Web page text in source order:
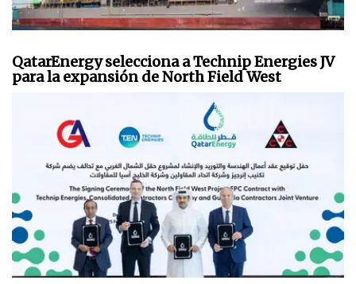
QatarEnergy selecciona a Technip Energies JV
para la expansión de North Field West